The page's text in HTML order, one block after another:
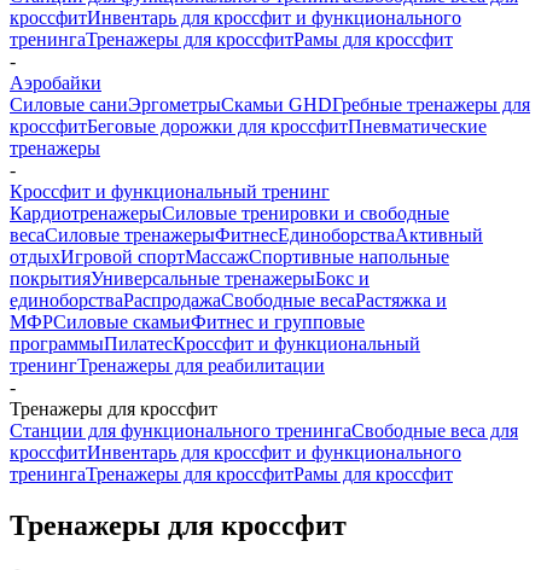
кроссфитИнвентарь для кроссфит и функционального
тренингаТренажеры для кроссфитРамы для кроссфит
-
Аэробайки
Силовые саниЭргометрыСкамьи GHDГребные тренажеры для
кроссфитБеговые дорожки для кроссфитПневматические
тренажеры
-
Кроссфит и функциональный тренинг
КардиотренажерыСиловые тренировки и свободные
весаСиловые тренажерыФитнесЕдиноборстваАктивный
отдыхИгровой спортМассажСпортивные напольные
покрытияУниверсальные тренажерыБокс и
единоборстваРаспродажаСвободные весаРастяжка и
МФРСиловые скамьиФитнес и групповые
программыПилатесКроссфит и функциональный
тренингТренажеры для реабилитации
-
Тренажеры для кроссфит
Станции для функционального тренингаСвободные веса для
кроссфитИнвентарь для кроссфит и функционального
тренингаТренажеры для кроссфитРамы для кроссфит
Тренажеры для кроссфит